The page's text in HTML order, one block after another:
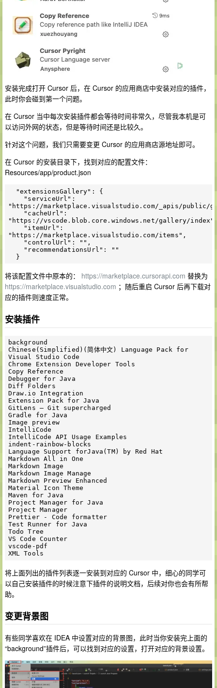
安装完成打开 Cursor 后，在 Cursor 的应用商店中安装对应的插件，
此时你会碰到第一个问题。
在 Cursor 当中每次安装插件都会等待时间非常久，尽管我本机是可
以访问外网的状态，但是等待时间还是比较久。
针对这个问题，我们只需要变更 Cursor 的应用商店源地址即可。
在 Cursor 的安装目录下，找到对应的配置文件：
Resources/app/product.json
"https://marketplace.visualstudio.com/_apis/public/
"https://vscode.blob.core.windows.net/gallery/
"https://marketplace.visualstudio.com/items",
将该配置文件中原本的： https://marketplace.cursorapi.com 替换为
https://marketplace.visualstudio.com ；随后重启 Cursor 后再下载对
应的插件则速度正常。
安装插件
background
Chinese(Simplified)(简体中文) Language Pack for
Visual Studio Code
Chrome Extension Developer Tools
Copy Reference
Debugger for Java
Diff Folders
Draw.io Integration
Extension Pack for Java
GitLens — Git supercharged
Gradle for Java
Image preview
IntelliCode
IntelliCode API Usage Examples
indent-rainbow-blocks
Language Support forJava(TM) by Red Hat
Markdown All in One
Markdown Image
Markdown Image Manage
Markdown Preview Enhanced
Material Icon Theme
Maven for Java
Project Manager for Java
Project Manager
Prettier - Code formatter
Test Runner for Java
Todo Tree
VS Code Counter
vscode-pdf
将上面列出的插件列表逐一安装到对应的 Cursor 中，细心的同学可
以自己安装插件的时候注意下插件的说明文档，后续对你也会有所帮
助。
变更背景图
有些同学喜欢在 IDEA 中设置对应的背景图，此时当你安装完上面的
“background”插件后，可以找到对应的设置，打开对应的背景设置。